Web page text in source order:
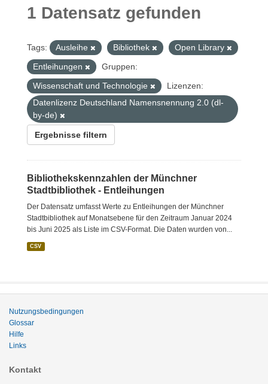
1 Datensatz gefunden
Tags: Ausleihe Bibliothek
Open Library
Entleihungen
Gruppen:
Wissenschaft und Technologie
Lizenzen:
Datenlizenz Deutschland Namensnennung 2.0 (dl-
by-de)
Ergebnisse filtern
Bibliothekskennzahlen der Münchner
Stadtbibliothek - Entleihungen
Der Datensatz umfasst Werte zu Entleihungen der Münchner
Stadtbibliothek auf Monatsebene für den Zeitraum Januar 2024
bis Juni 2025 als Liste im CSV-Format. Die Daten wurden von...
CSV
Nutzungsbedingungen
Glossar
Hilfe
Links
Kontakt